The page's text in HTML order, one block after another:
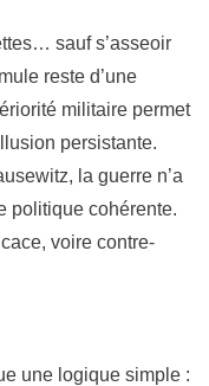
sauf s’asseoir
reste d’une
militaire permet
persistante.
la guerre n’a
politique cohérente.
voire contre-
une logique simple :